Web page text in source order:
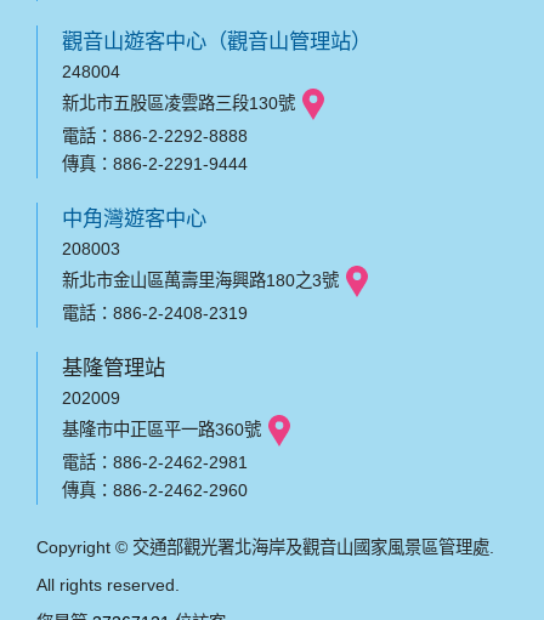
觀音山遊客中心（觀音山管理站）
248004
新北市五股區凌雲路三段130號
電話：886-2-2292-8888
傳真：886-2-2291-9444
中角灣遊客中心
208003
新北市金山區萬壽里海興路180之3號
電話：886-2-2408-2319
基隆管理站
202009
基隆市中正區平一路360號
電話：886-2-2462-2981
傳真：886-2-2462-2960
Copyright © 交通部觀光署北海岸及觀音山國家風景區管理處.
All rights reserved.